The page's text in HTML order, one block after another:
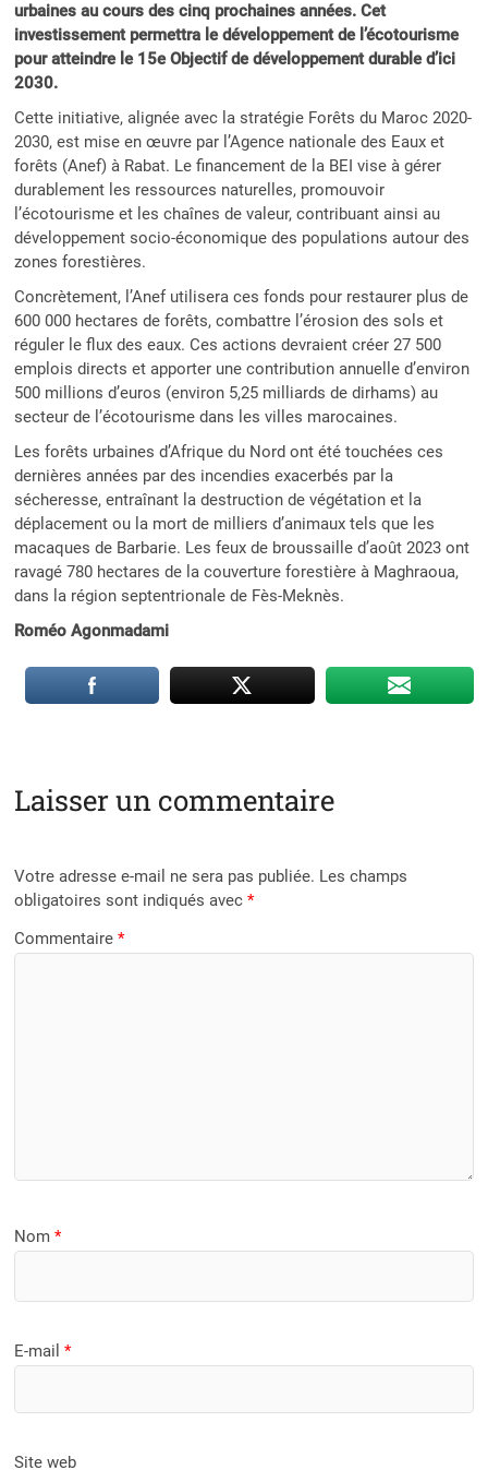
urbaines au cours des cinq prochaines années. Cet
investissement permettra le développement de l’écotourisme
pour atteindre le 15e Objectif de développement durable d’ici
2030.
Cette initiative, alignée avec la stratégie Forêts du Maroc 2020-
2030, est mise en œuvre par l’Agence nationale des Eaux et
forêts (Anef) à Rabat. Le financement de la BEI vise à gérer
durablement les ressources naturelles, promouvoir
l’écotourisme et les chaînes de valeur, contribuant ainsi au
développement socio-économique des populations autour des
zones forestières.
Concrètement, l’Anef utilisera ces fonds pour restaurer plus de
600 000 hectares de forêts, combattre l’érosion des sols et
réguler le flux des eaux. Ces actions devraient créer 27 500
emplois directs et apporter une contribution annuelle d’environ
500 millions d’euros (environ 5,25 milliards de dirhams) au
secteur de l’écotourisme dans les villes marocaines.
Les forêts urbaines d’Afrique du Nord ont été touchées ces
dernières années par des incendies exacerbés par la
sécheresse, entraînant la destruction de végétation et la
déplacement ou la mort de milliers d’animaux tels que les
macaques de Barbarie. Les feux de broussaille d’août 2023 ont
ravagé 780 hectares de la couverture forestière à Maghraoua,
dans la région septentrionale de Fès-Meknès.
Roméo Agonmadami
Laisser un commentaire
Votre adresse e-mail ne sera pas publiée. Les champs
obligatoires sont indiqués avec*
Commentaire*
Nom*
E-mail*
Site web